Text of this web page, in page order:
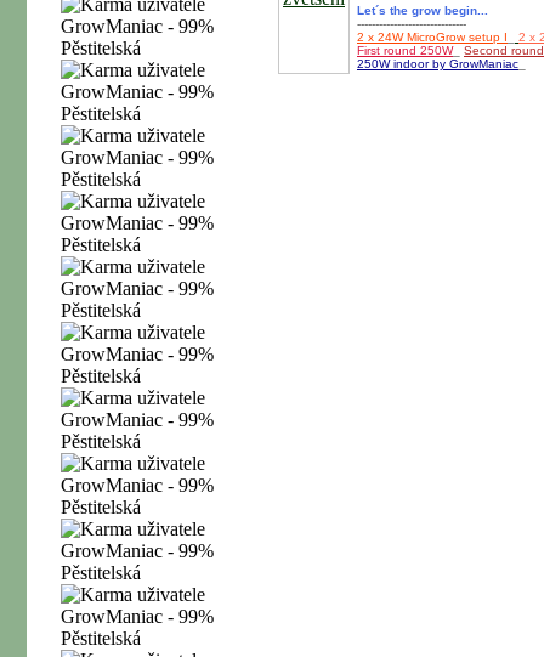
Let´s the grow begin...
------------------------------
2 x 24W MicroGrow setup I
2 x
First round 250W_ Second
250W indoor by GrowManiac